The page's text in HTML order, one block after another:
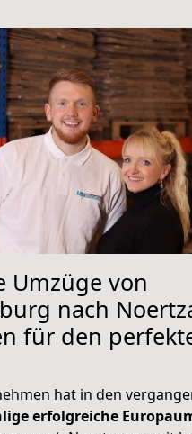
Umzüge von
nach
für den
hat in den
erfolgreiche